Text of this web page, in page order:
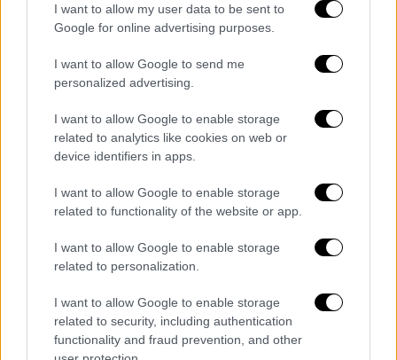
I want to allow my user data to be sent to
Google for online advertising purposes.
I want to allow Google to send me
personalized advertising.
I want to allow Google to enable storage
related to analytics like cookies on web or
device identifiers in apps.
I want to allow Google to enable storage
related to functionality of the website or app.
I want to allow Google to enable storage
related to personalization.
I want to allow Google to enable storage
related to security, including authentication
functionality and fraud prevention, and other
διενεργήθηκαν στις πύλες εισόδου της
χώρας,
10 εισαγόμενα κρούσματα που
προσήλθαν αυτοβούλως για έλεγχο,
98 κρούσματα στην την Π.Ε. Αττικής, εκ
των οποίων τα 15 συνδέονται με
πρόσφατο ταξίδι στο εσωτερικό της
70 στην Π.Ε. Θεσσαλονίκης, εκ των
οποίων 25 συνδέονται με γνωστές
συρροές και 3 με πρόσφατο ταξίδι στο
εσωτερικό της χώρας,
2 κρούσματα στην Π.Ε. Αχαΐας,
2 κρούσματα στην Π.Ε. Δωδεκανήσων,
1 κρούσμα στην Π.Ε. Έβρου,